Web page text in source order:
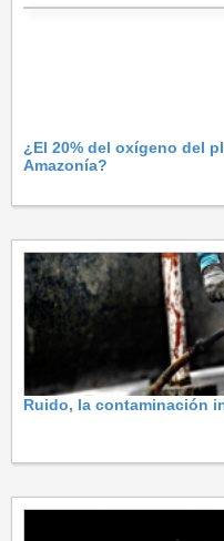
¿El 20% del oxígeno del
Amazonía?
Ruido, la contaminación